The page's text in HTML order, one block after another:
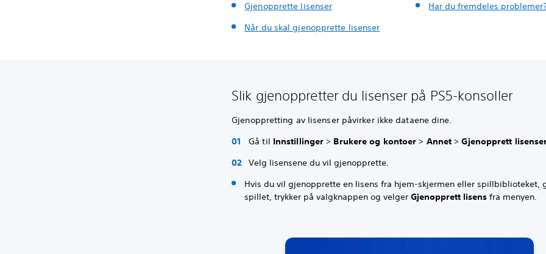
Gjenopprette lisenser
Når du skal gjenopprette lisenser
Har du fremdeles problemer?
Slik gjenoppretter du lisenser på PS5-konsoller
Gjenoppretting av lisenser påvirker ikke dataene dine.
Gå til Innstillinger > Brukere og kontoer > Annet >Gjenopprett
Velg lisensene du vil gjenopprette.
Hvis du vil gjenopprette en lisens fra hjem-skjermen eller spillbiblioteket,
spillet, trykker på valgknappen og velgerGjenopprett lisens fra menyen.